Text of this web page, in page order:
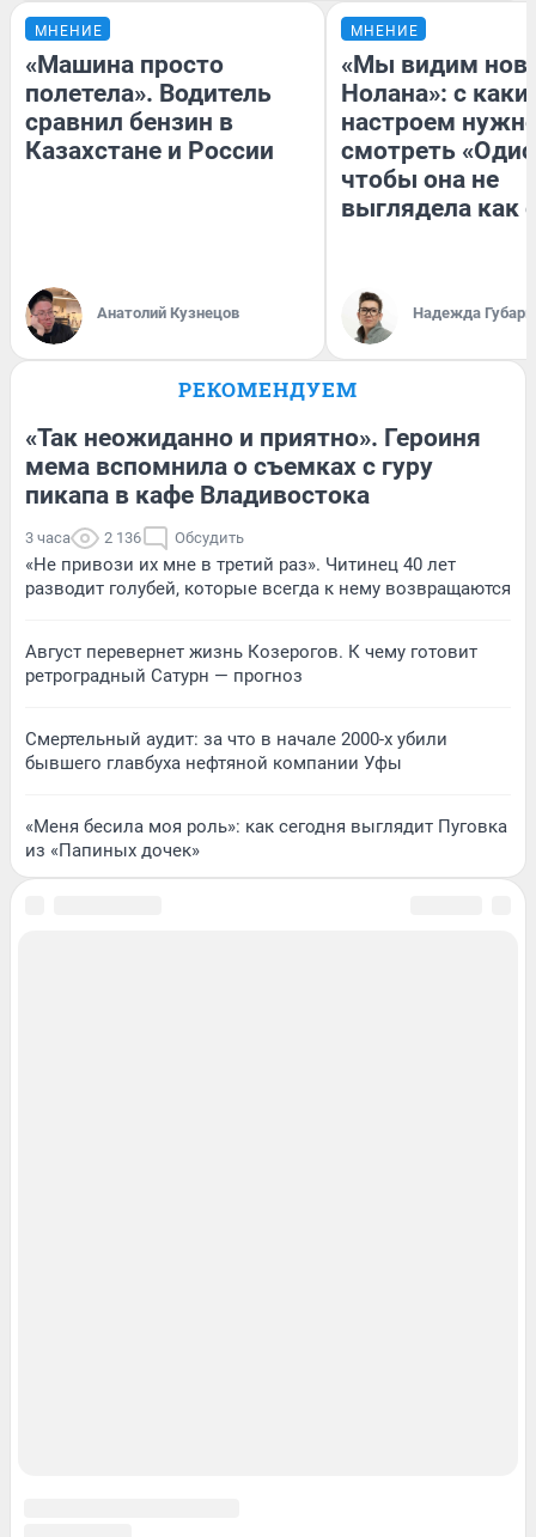
МНЕНИЕ
«Машина просто
полетела». Водитель
сравнил бензин в
Казахстане и России
Анатолий Кузнецов
МНЕНИЕ
«Мы видим
Нолана»: с
настроем
смотреть
чтобы она не
выглядела как
Надежда Губарь
РЕКОМЕНДУЕМ
«Так неожиданно и приятно». Героиня
мема вспомнила о съемках с гуру
пикапа в кафе Владивостока
3 часа 2 136 Обсудить
«Не привози их мне в третий раз». Читинец 40 лет
разводит голубей, которые всегда к нему возвращаются
Август перевернет жизнь Козерогов. К чему готовит
ретроградный Сатурн — прогноз
Смертельный аудит: за что в начале 2000-х убили
бывшего главбуха нефтяной компании Уфы
«Меня бесила моя роль»: как сегодня выглядит Пуговка
из «Папиных дочек»